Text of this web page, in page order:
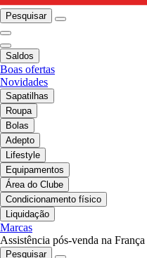
Pesquisar
Saldos
Boas ofertas
Novidades
Sapatilhas
Roupa
Bolas
Adepto
Lifestyle
Equipamentos
Área do Clube
Condicionamento físico
Liquidação
Marcas
Assistência pós-venda na França
Pesquisar